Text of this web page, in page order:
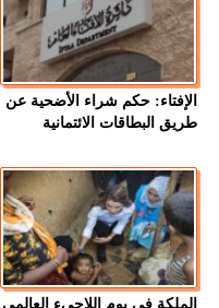
الإفتاء: حكم شراء الأضحية عن
طريق البطاقات الائتمانية
الملكة في يوم اللاجىء العالمي